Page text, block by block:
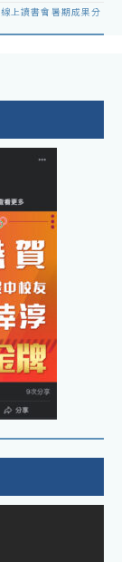
上讀書會暑期成果分